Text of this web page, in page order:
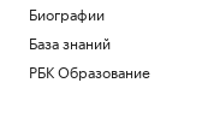
Биографии
База знаний
РБК Образование